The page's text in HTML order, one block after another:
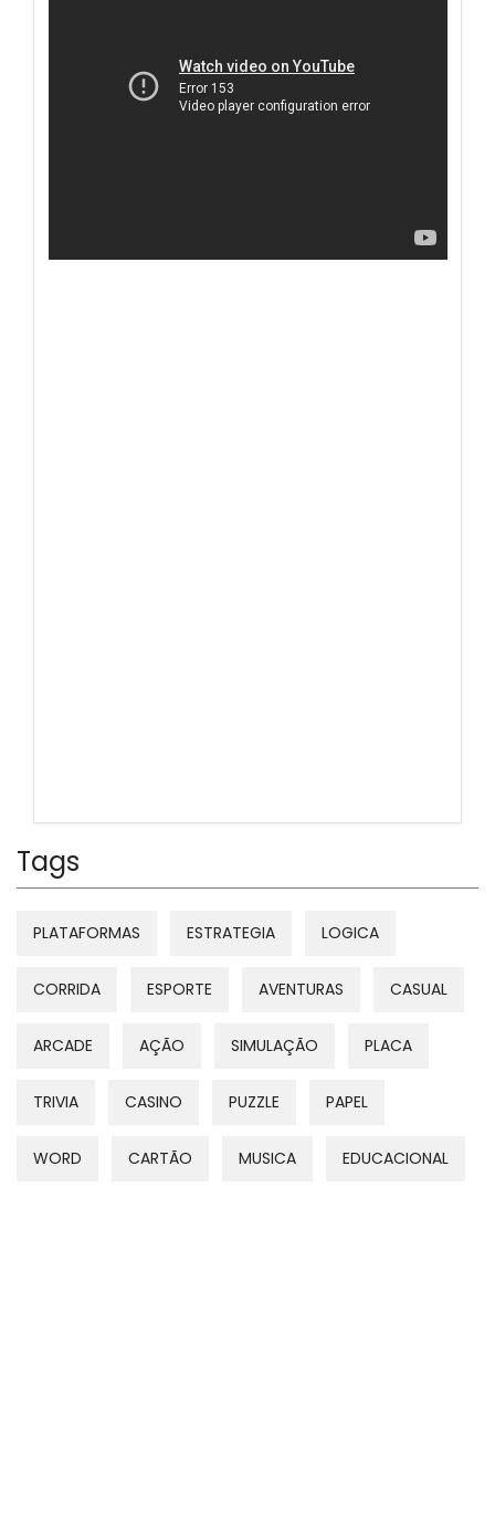
Tags
PLATAFORMAS ESTRATEGIA LOGICA
CORRIDA ESPORTE AVENTURAS CASUAL
ARCADE AÇÃO SIMULAÇÃO PLACA
TRIVIA CASINO PUZZLE PAPEL
WORD CARTÃO MUSICA EDUCACIONAL